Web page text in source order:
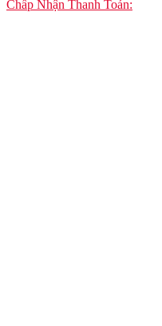
Chấp Nhận Thanh Toán: